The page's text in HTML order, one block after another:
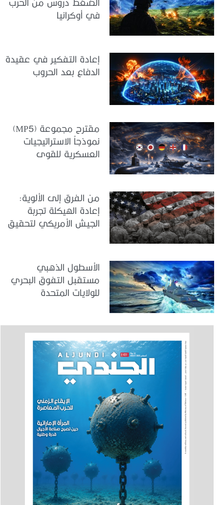
في أوكرانيا
إعادة التفكير في عقيدة
الدفاع بعد الحروب
مقترح مجموعة (MP5)
نموذجاً الاستراتيجيات
العسكرية للقوى
من الفرق إلى الألوية:
إعادة الهيكلة تجربة
الجيش الأمريكي لتحقيق
الأسطول الذهبي
مستقبل التفوق البحري
للولايات المتحدة